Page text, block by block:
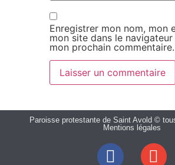
Enregistrer mon nom, mon
mon site dans le
mon prochain commentaire.
Paroisse protestante de Saint Avold ©
Mentions légales